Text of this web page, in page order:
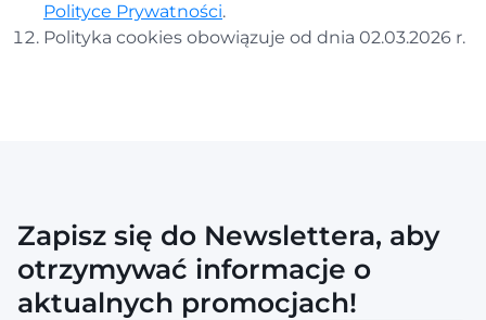
Polityce Prywatności.
Polityka cookies obowiązuje od dnia 02.03.2026 r.
Zapisz się do Newslettera, aby
otrzymywać informacje o
aktualnych promocjach!